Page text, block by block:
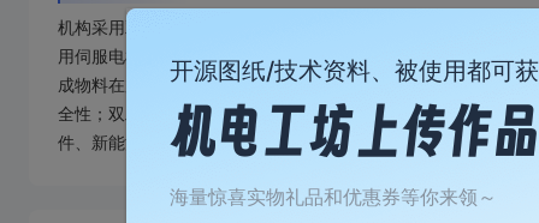
机构采用双轴线性模组 + 双滑台架构，以两根平行导向轴为运
用伺服电机 + 滚珠丝杆 / 同步带传动系统，定位精度可达
成物料在加工、检测、装配等工位间的精准转运。机构集成拖
全性；双工位独立升降设计，可实现一工位作业、一工位上下
件、新能源等行业的自动化产线，满足 24 小时连续运行的高可
开源图纸/技术资料、被使用都可
海量惊喜实物礼品和优惠券等你来领～